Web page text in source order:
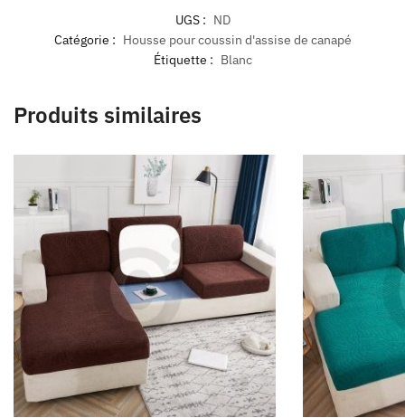
UGS : ND
Catégorie : Housse pour coussin d'assise de canapé
Étiquette : Blanc
Produits similaires